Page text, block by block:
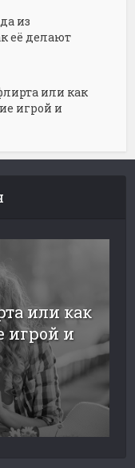
из
её делают
или как
игрой и
или как
игрой и